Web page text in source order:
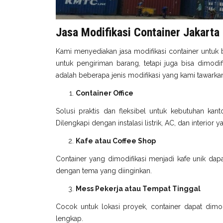
Jasa Modifikasi Container Jakarta
Kami menyediakan jasa modifikasi container
untuk pengiriman barang, tetapi juga bisa
adalah beberapa jenis modifikasi yang kami
Container Office
Solusi praktis dan fleksibel untuk kebutuhan
Dilengkapi dengan instalasi listrik, AC, dan interior
Kafe atau Coffee Shop
Container yang dimodifikasi menjadi kafe unik
dengan tema yang diinginkan.
Mess Pekerja atau Tempat Tinggal
Cocok untuk lokasi proyek, container dapat
lengkap.